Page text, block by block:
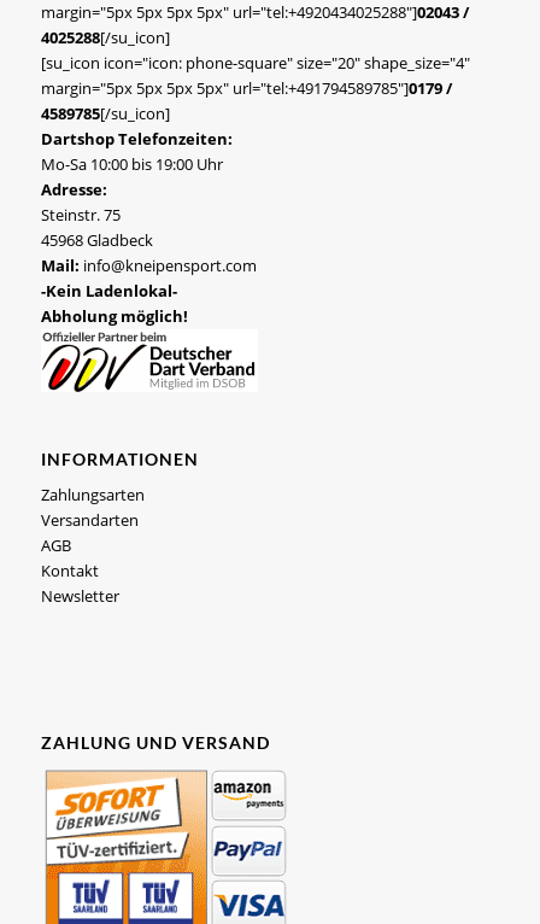
margin="5px 5px 5px 5px" url="tel:+4920434025288"]02043 /
4025288[/su_icon]
[su_icon icon="icon: phone-square" size="20" shape_size="4"
margin="5px 5px 5px 5px" url="tel:+491794589785"]0179 /
4589785[/su_icon]
Dartshop Telefonzeiten:
Mo-Sa 10:00 bis 19:00 Uhr
Adresse:
Steinstr. 75
45968 Gladbeck
Mail: info@kneipensport.com
-Kein Ladenlokal-
Abholung möglich!
INFORMATIONEN
Zahlungsarten
Versandarten
AGB
Kontakt
Newsletter
ZAHLUNG UND VERSAND